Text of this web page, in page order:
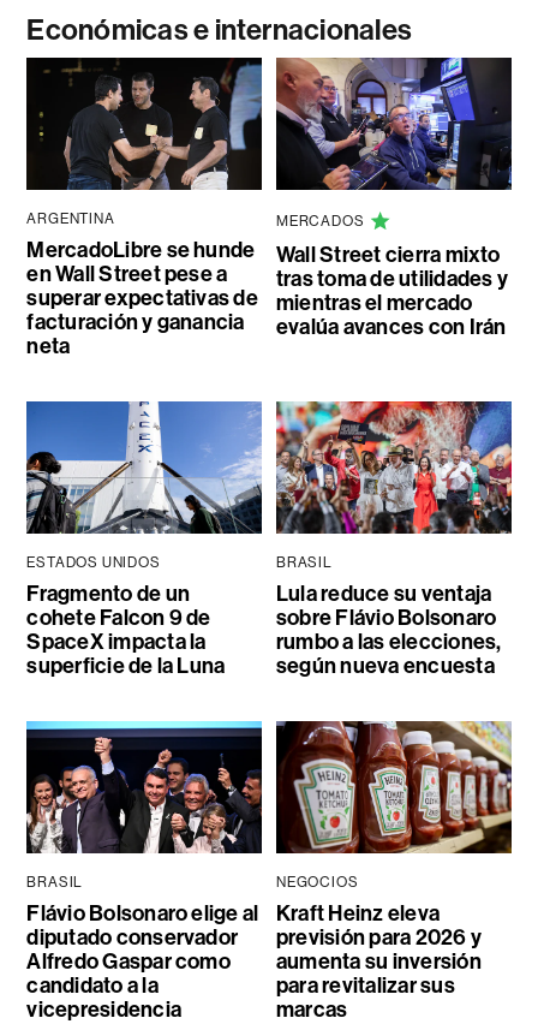
Económicas e internacionales
ARGENTINA
MercadoLibre se hunde
en Wall Street pese a
superar expectativas de
facturación y ganancia
neta
MERCADOS
Wall Street cierra mixto
tras toma de utilidades y
mientras el mercado
evalúa avances con Irán
ESTADOS UNIDOS
Fragmento de un
cohete Falcon 9 de
SpaceX impacta la
superficie de la Luna
BRASIL
Lula reduce su ventaja
sobre Flávio Bolsonaro
rumbo a las elecciones,
según nueva encuesta
BRASIL
Flávio Bolsonaro elige al
diputado conservador
Alfredo Gaspar como
candidato a la
vicepresidencia
NEGOCIOS
Kraft Heinz eleva
previsión para 2026 y
aumenta su inversión
para revitalizar sus
marcas